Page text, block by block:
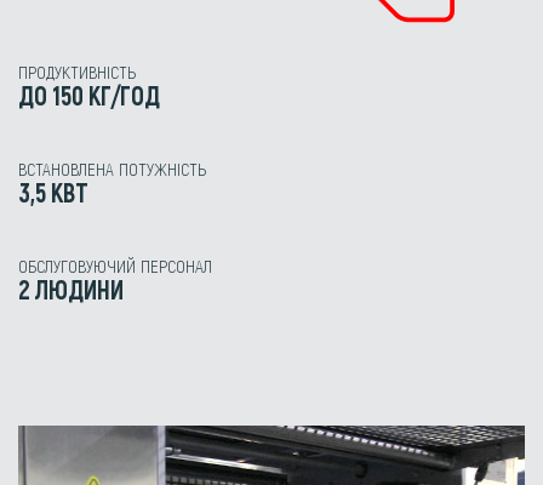
ПРОДУКТИВНІСТЬ
ДО 150 КГ/ГОД
ВСТАНОВЛЕНА ПОТУЖНІСТЬ
3,5 КВТ
ОБСЛУГОВУЮЧИЙ ПЕРСОНАЛ
2 ЛЮДИНИ